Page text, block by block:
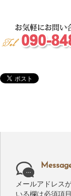
メールアドレス